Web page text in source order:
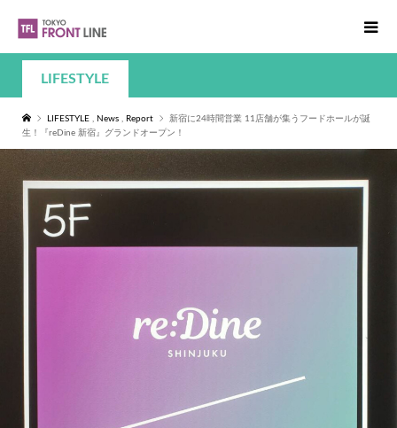
LIFESTYLE
LIFESTYLE , News , Report
新宿に24時間営業 11店舗が集うフードホールが誕
生！『reDine 新宿』グランドオープン！